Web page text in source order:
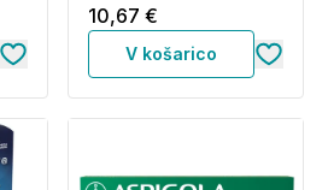
10,67 €
V košarico